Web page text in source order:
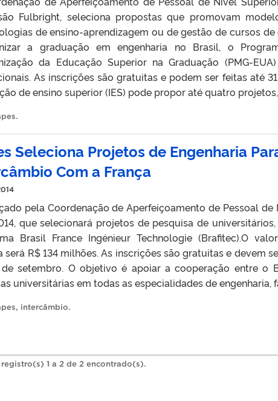
Fulbright, seleciona propostas que promovam
de ensino-aprendizagem ou de gestão de cursos
a graduação em engenharia no Brasil, o
da Educação Superior na Graduação (PMG-
As inscrições são gratuitas e podem ser feitas até
de ensino superior (IES) pode propor até quatro projetos,
.
Seleciona Projetos de Engenharia
Com a França
pela Coordenação de Aperfeiçoamento de Pessoal
que selecionará projetos de pesquisa de
Brasil France Ingénieur Technologie (Brafitec).O
será R$ 134 milhões. As inscrições são gratuitas e devem
setembro. O objetivo é apoiar a cooperação entre o
universitárias em todas as especialidades de engenharia,
, intercâmbio.
1 a 2 de 2 encontrado(s).